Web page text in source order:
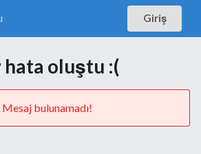
Giriş
hata oluştu :(
Mesaj bulunamadı!